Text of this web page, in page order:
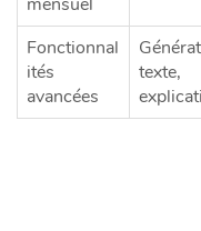
Fonctionnal
ités
avancées
texte,